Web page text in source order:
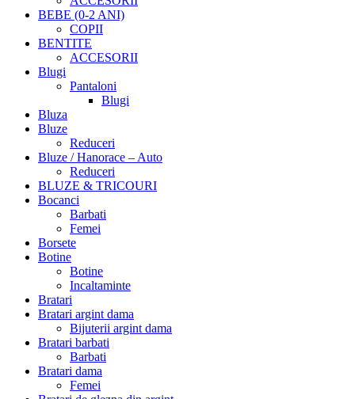
BEBE (0-2 ANI)
COPII
BENTITE
ACCESORII
Blugi
Pantaloni
Blugi
Bluza
Bluze
Reduceri
Bluze / Hanorace – Auto
Reduceri
BLUZE & TRICOURI
Bocanci
Barbati
Femei
Borsete
Botine
Botine
Incaltaminte
Bratari
Bratari argint dama
Bijuterii argint dama
Bratari barbati
Barbati
Bratari dama
Femei